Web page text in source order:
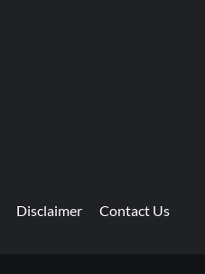
Disclaimer Contact Us